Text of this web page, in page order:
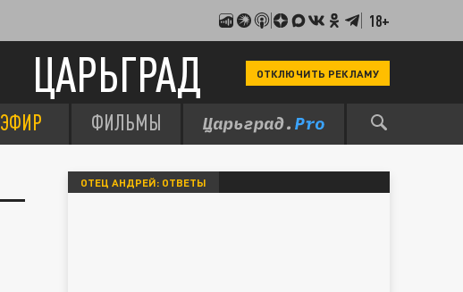
18+
ЦАРЬГРАД ОТКЛЮЧИТЬ РЕКЛАМУ
ЭФИР ФИЛЬМЫ
ОТЕЦ АНДРЕЙ: ОТВЕТЫ